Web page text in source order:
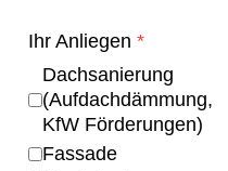
Ihr Anliegen *
Dachsanierung
(Aufdachdämmung,
KfW Förderungen)
Fassade